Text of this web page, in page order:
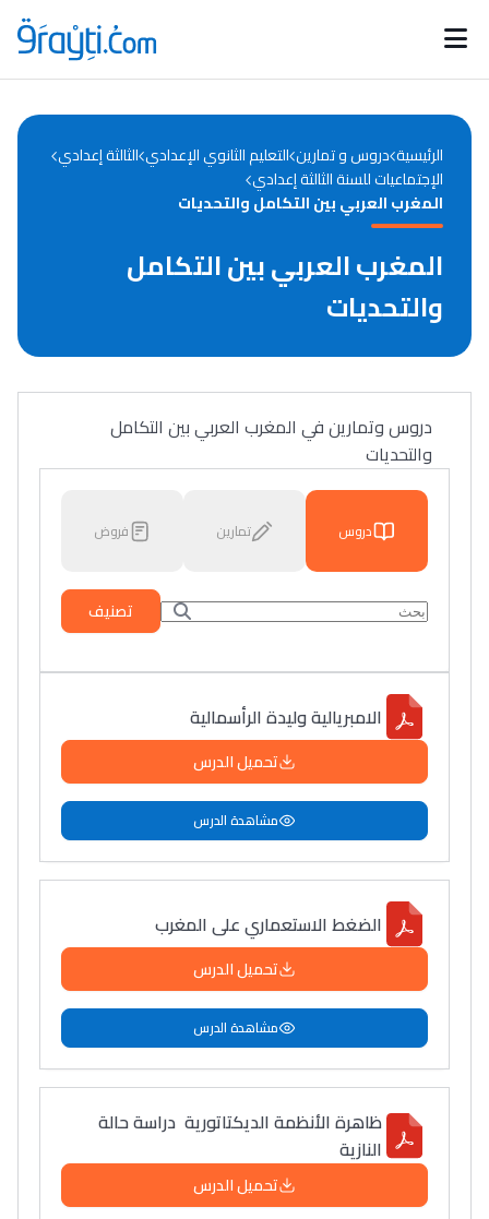
Catégories
d'actualités
Annonces bourses
الرئيسية دروس و تمارين التعليم الثانوي الإعدادي الثالثة إعدادي
الإجتماعيات للسنة الثالثة إعدادي
المغرب العربي بين التكامل والتحديات
المغرب العربي بين التكامل
والتحديات
دروس وتمارين في المغرب العربي بين التكامل
والتحديات
دروس تمارين فروض
تصنيف
الامبريالية وليدة الرأسمالية
تحميل الدرس
مشاهدة الدرس
الضغط الاستعماري على المغرب
تحميل الدرس
مشاهدة الدرس
ظاهرة الأنظمة الديكتاتورية دراسة حالة
النازية
تحميل الدرس